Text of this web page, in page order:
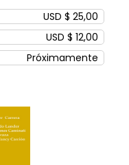
USD $ 25,00
USD $ 12,00
Próximamente